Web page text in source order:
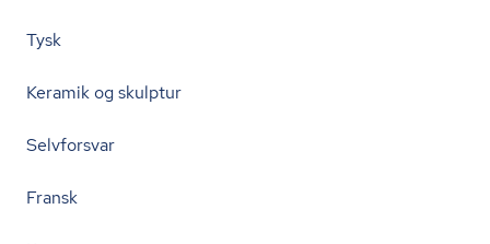
Tysk
Keramik og skulptur
Selvforsvar
Fransk